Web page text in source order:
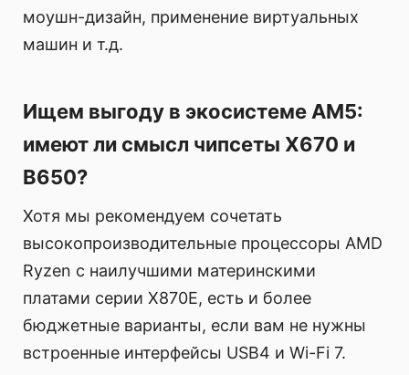
моушн-дизайн, применение виртуальных
машин и т.д.
Ищем выгоду в экосистеме AM5:
имеют ли смысл чипсеты X670 и
B650?
Хотя мы рекомендуем сочетать
высокопроизводительные процессоры AMD
Ryzen с наилучшими материнскими
платами серии X870E, есть и более
бюджетные варианты, если вам не нужны
встроенные интерфейсы USB4 и Wi-Fi 7.